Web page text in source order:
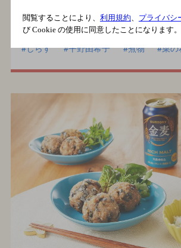
来上がり。
しらす 平野由希子 煮物 菜の
閲覧することにより、 利用規約、 プライバシ
び Cookie の使用に同意したことになります。